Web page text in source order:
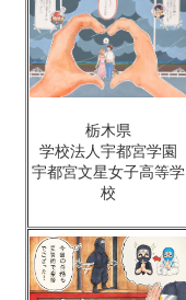
栃木県
学校法人宇都宮学園
宇都宮文星女子高等学
校